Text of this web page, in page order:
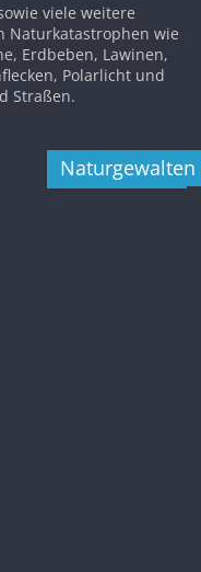
viele weitere
Naturkatastrophen wie
Erdbeben, Lawinen,
Polarlicht und
Straßen.
Naturgewalten